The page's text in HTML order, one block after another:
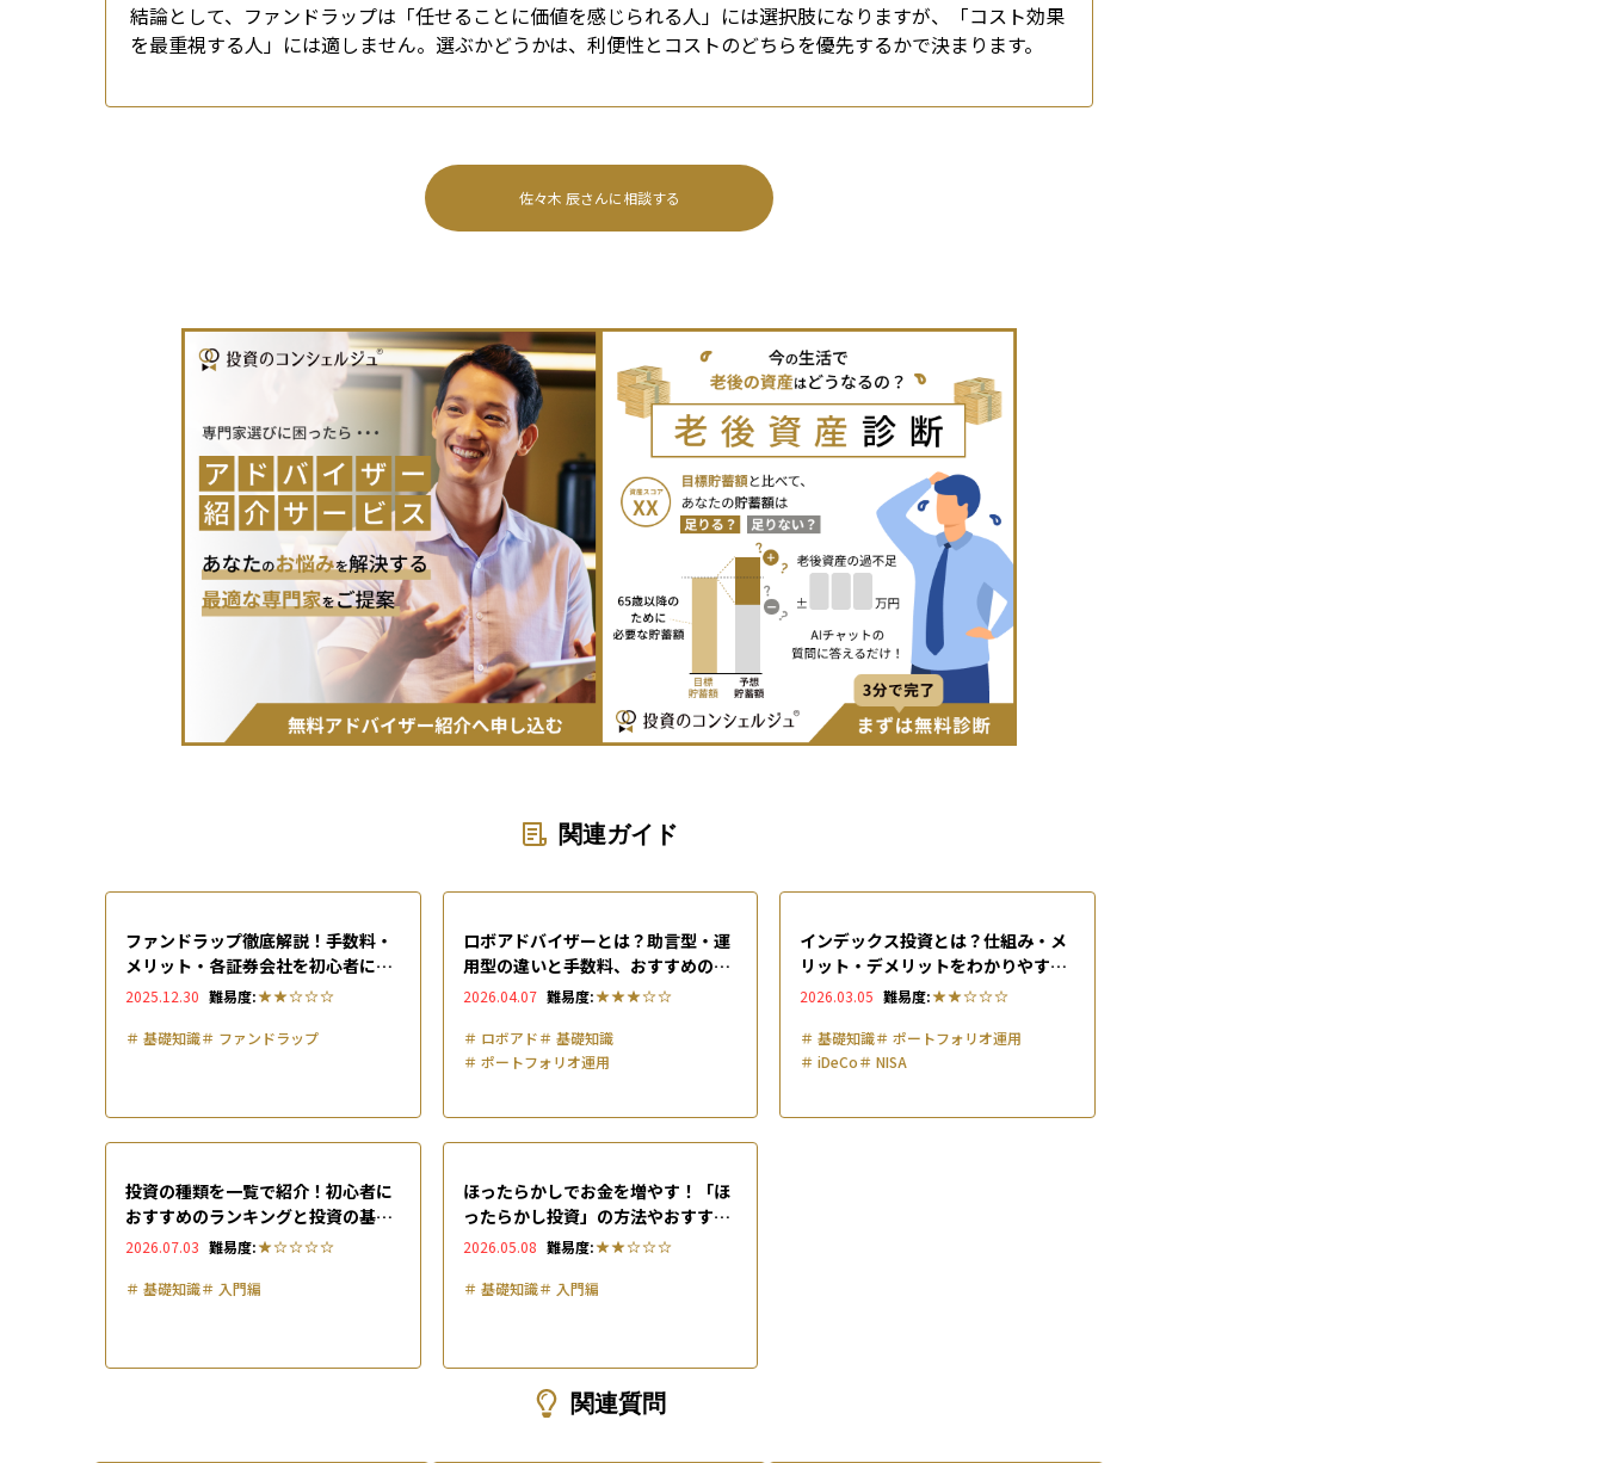
結論として、ファンドラップは「任せることに価値を感じられる人」には選択肢になりますが、「コスト効果
を最重視する人」には適しません。選ぶかどうかは、利便性とコストのどちらを優先するかで決まります。
佐々木 辰さんに相談する
関連ガイド
ファンドラップ徹底解説！手数料・
メリット・各証券会社を初心者にも
わかりやすく比較
2025.12.30 難易度:
＃ 基礎知識＃ ファンドラップ
ロボアドバイザーとは？助言型・運
用型の違いと手数料、おすすめのサ
ービスを比較して解説
2026.04.07 難易度:
＃ ロボアド＃ 基礎知識
＃ ポートフォリオ運用
インデックス投資とは？仕組み・メ
リット・デメリットをわかりやすく
解説
2026.03.05 難易度:
＃基礎知識＃ポートフォリオ運用
＃iDeCo＃NISA
投資の種類を一覧で紹介！初心者に
おすすめのランキングと投資の基本
も解説
2026.07.03 難易度:
＃ 基礎知識＃ 入門編
ほったらかしでお金を増やす！「ほ
ったらかし投資」の方法やおすすめ
の手法を解説
2026.05.08 難易度:
＃ 基礎知識＃ 入門編
関連質問